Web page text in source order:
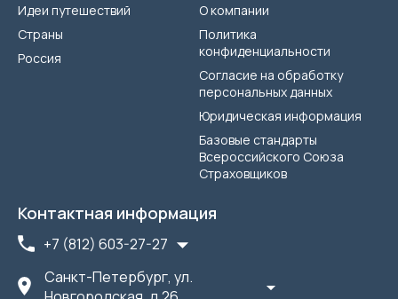
Идеи путешествий
Страны
Россия
О компании
Политика
конфиденциальности
Согласие на обработку
персональных данных
Юридическая информация
Базовые стандарты
Всероссийского Союза
Страховщиков
Контактная информация
+7 (812) 603-27-27
Санкт-Петербург, ул.